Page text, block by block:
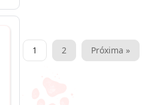
Paginação
1 2 Próxima »